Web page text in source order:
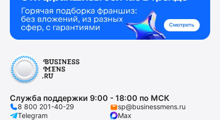
Служба поддержки 9:00 - 18:00 по МСК
8 800 201-40-29
sp@businessmens.ru
Telegram
Max